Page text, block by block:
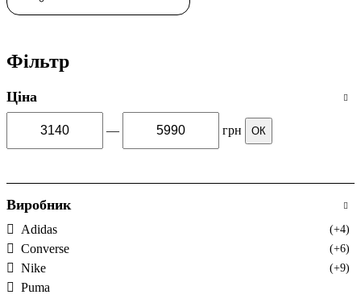
Фільтр
Ціна
— грн ОК
Виробник
Adidas (+4)
Converse (+6)
Nike (+9)
Puma